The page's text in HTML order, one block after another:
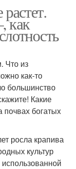
как
Что из
как-то
большинство
Какие
почвах богатых
росла крапива
культур